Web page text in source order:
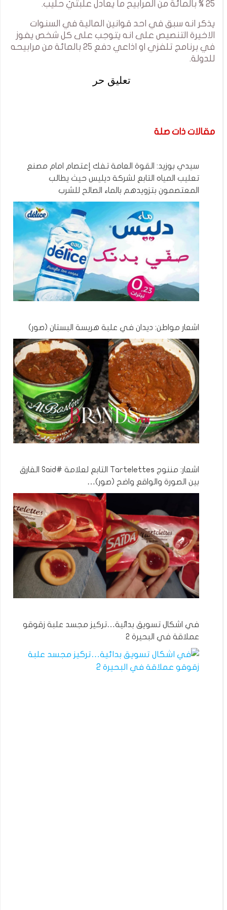
25 % بالمائة من المرابيح ما يعادل علبتيْ حليب.
يذكر انه سبق في احد قوانين المالية في السنوات
الاخيرة التنصيص على انه يتوجب على كل شخص يفوز
في برنامج تلفزي او اذاعي دفع 25 بالمائة من مرابيحه
للدولة.
تعليق حر
مقالات ذات صلة
سيدي بوزيد: القوة العامة تفك إعتصام امام مصنع
تعليب المياه التابع لشركة ديليس حيث يطالب
المعتصمون بتزويدهم بالماء الصالح للشرب
اشعار مواطن: ديدان في علبة هريسة البستان (صور)
اشعار: مننوج Tartelettes التابع لعلامة #Said الفارق
بين الصورة والواقع واضح (صور)…
في اشكال تسويق بدائية…تركيز مجسد علبة زقوقو
عملاقة في البحيرة 2